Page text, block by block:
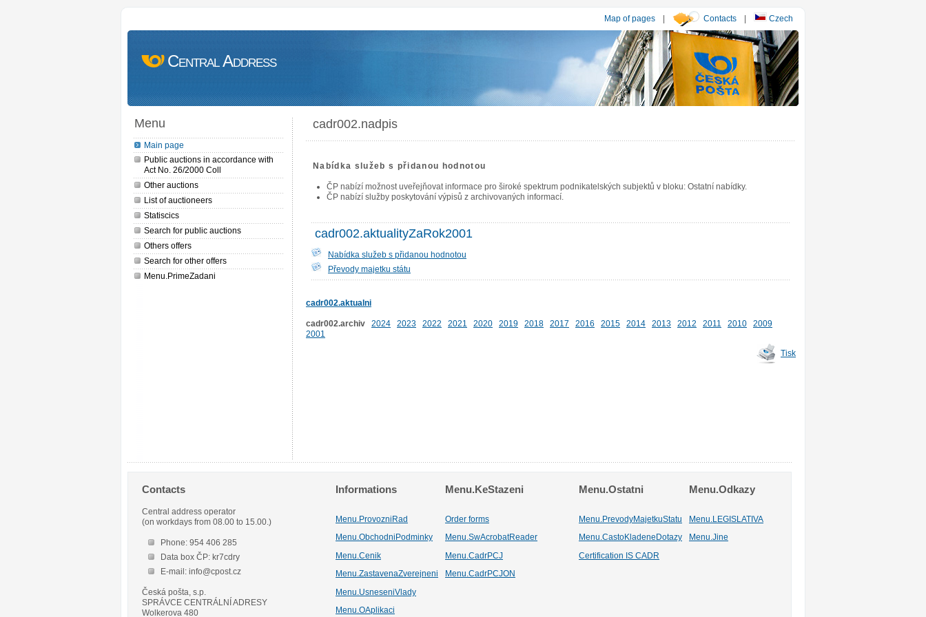
Map of pages | Contacts | Czech
Central Address
Menu
Main page
Public auctions in accordance with
Act No. 26/2000 Coll
Other auctions
List of auctioneers
Statiscics
Search for public auctions
Others offers
Search for other offers
Menu.PrimeZadani
cadr002.nadpis
Nabídka služeb s přidanou hodnotou
ČP nabízí možnost uveřejňovat informace pro široké spektrum podnikatelských subjektů v bloku: Ostatní nabídky.
ČP nabízí služby poskytování výpisů z archivovaných informací.
cadr002.aktualityZaRok2001
Nabídka služeb s přidanou hodnotou
Převody majetku státu
cadr002.aktualni
cadr002.archiv 2024 2023 2022 2021 2020 2019 2018 2017 2016 2015 2014 2013 2012 2011 2010
2009
2001
Tisk
Contacts
Central address operator
(on workdays from 08.00 to 15.00.)
Phone: 954 406 285
Data box ČP: kr7cdry
E-mail: info@cpost.cz
Česká pošta, s.p.
SPRÁVCE CENTRÁLNÍ ADRESY
Wolkerova 480
Informations Menu.KeStazeni Menu.Ostatni Menu.Odkazy
Menu.ProvozniRad Order forms Menu.PrevodyMajetkuStatu
Menu.LEGISLATIVA
Menu.ObchodniPodminky
Menu.SwAcrobatReader Menu.CastoKladeneDotazy Menu.Jine
Menu.Cenik Menu.CadrPCJ
Certification IS CADR
Menu.ZastavenaZverejneni
Menu.CadrPCJON
Menu.UsneseniVlady
Menu.OAplikaci